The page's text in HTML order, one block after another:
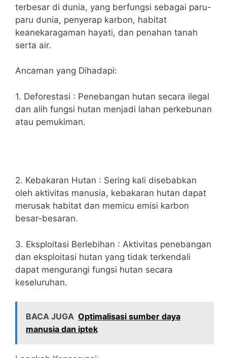
terbesar di dunia, yang berfungsi sebagai paru-
paru dunia, penyerap karbon, habitat
keanekaragaman hayati, dan penahan tanah
serta air.
Ancaman yang Dihadapi:
1. Deforestasi : Penebangan hutan secara ilegal
dan alih fungsi hutan menjadi lahan perkebunan
atau pemukiman.
2. Kebakaran Hutan : Sering kali disebabkan
oleh aktivitas manusia, kebakaran hutan dapat
merusak habitat dan memicu emisi karbon
besar-besaran.
3. Eksploitasi Berlebihan : Aktivitas penebangan
dan eksploitasi hutan yang tidak terkendali
dapat mengurangi fungsi hutan secara
keseluruhan.
BACA JUGA Optimalisasi sumber daya
manusia dan iptek